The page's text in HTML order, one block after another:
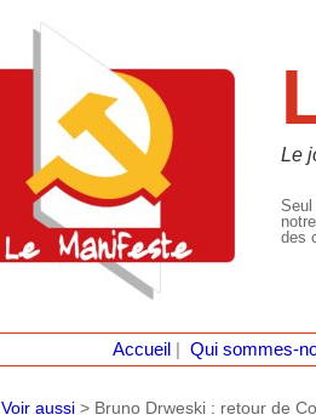
Le
Seul
des
Accueil Qui sommes-
Voir aussi > Bruno Drweski : retour de